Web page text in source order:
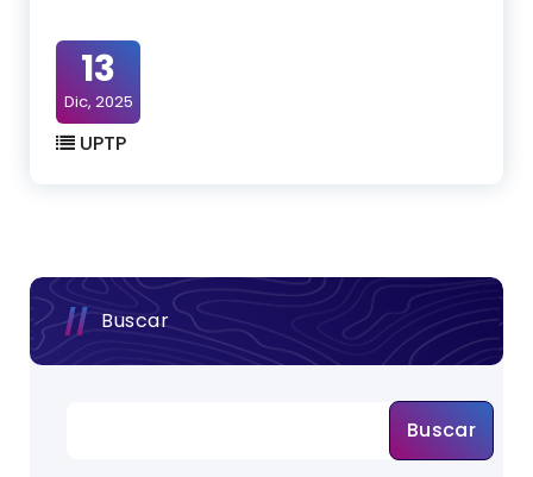
13
Dic, 2025
UPTP
Buscar
Buscar